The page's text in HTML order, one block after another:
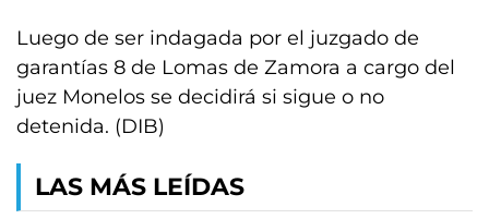
Luego de ser indagada por el juzgado de
garantías 8 de Lomas de Zamora a cargo del
juez Monelos se decidirá si sigue o no
detenida. (DIB)
LAS MÁS LEÍDAS